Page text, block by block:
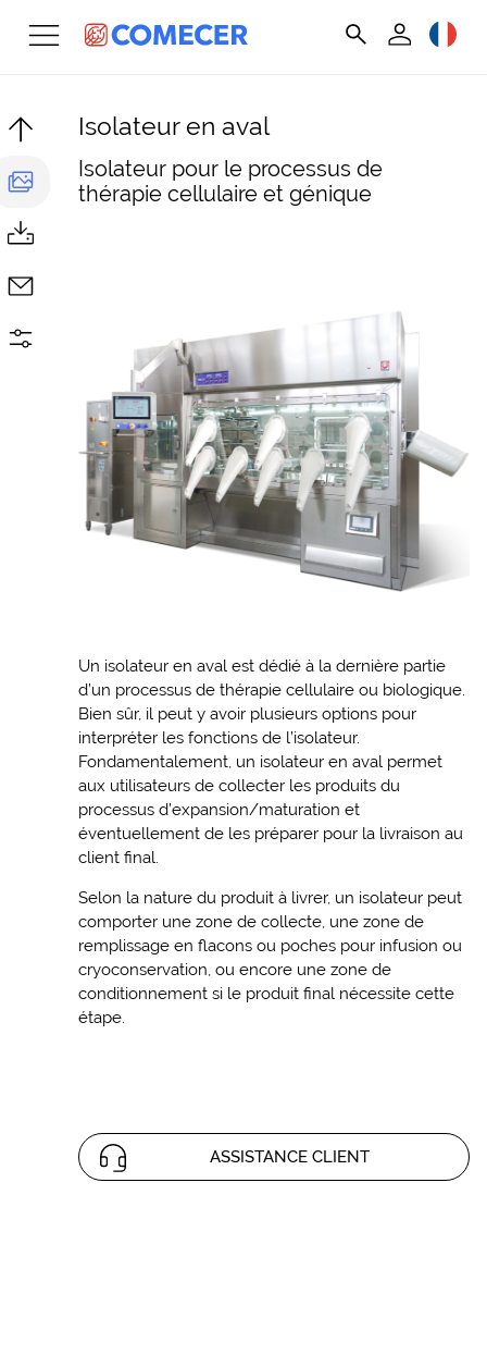
Isolateur en aval
Isolateur pour le processus de
thérapie cellulaire et génique
Un isolateur en aval est dédié à la dernière partie
d’un processus de thérapie cellulaire ou biologique.
Bien sûr, il peut y avoir plusieurs options pour
interpréter les fonctions de l’isolateur.
Fondamentalement, un isolateur en aval permet
aux utilisateurs de collecter les produits du
processus d’expansion/maturation et
éventuellement de les préparer pour la livraison au
client final.
Selon la nature du produit à livrer, un isolateur peut
comporter une zone de collecte, une zone de
remplissage en flacons ou poches pour infusion ou
cryoconservation, ou encore une zone de
conditionnement si le produit final nécessite cette
étape.
ASSISTANCE CLIENT